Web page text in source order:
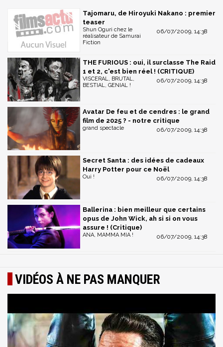
Tajomaru, de Hiroyuki Nakano : premier
teaser
06/07/2009, 14:38
Shun Oguri chez le
réalisateur de Samurai
Fiction
THE FURIOUS : oui, il surclasse The Raid
1 et 2, c'est bien réel ! (CRITIQUE)
06/07/2009, 14:38
VISCERAL, BRUTAL,
BESTIAL, GENIAL !
Avatar De feu et de cendres : le grand
film de 2025 ? - notre critique
06/07/2009, 14:38
grand spectacle
Secret Santa : des idées de cadeaux
Harry Potter pour ce Noël
06/07/2009, 14:38
Oui !
Ballerina : bien meilleur que certains
opus de John Wick, ah si si on vous
assure ! (Critique)
06/07/2009, 14:38
ANA, MAMMA MIA !
VIDÉOS À NE PAS MANQUER